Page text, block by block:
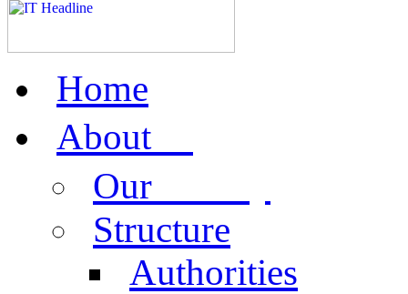
Home
Aboutus
Our
Structure
Authorities